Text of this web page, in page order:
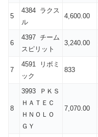
5
4384 ラクス
ル
4,600.00
6
4397 チーム
スピリット
3,240.00
7
4591 リボミ
ック
833
8
3993 ＰＫＳ
ＨＡＴＥＣ
ＨＮＯＬＯ
ＧＹ
7,070.00